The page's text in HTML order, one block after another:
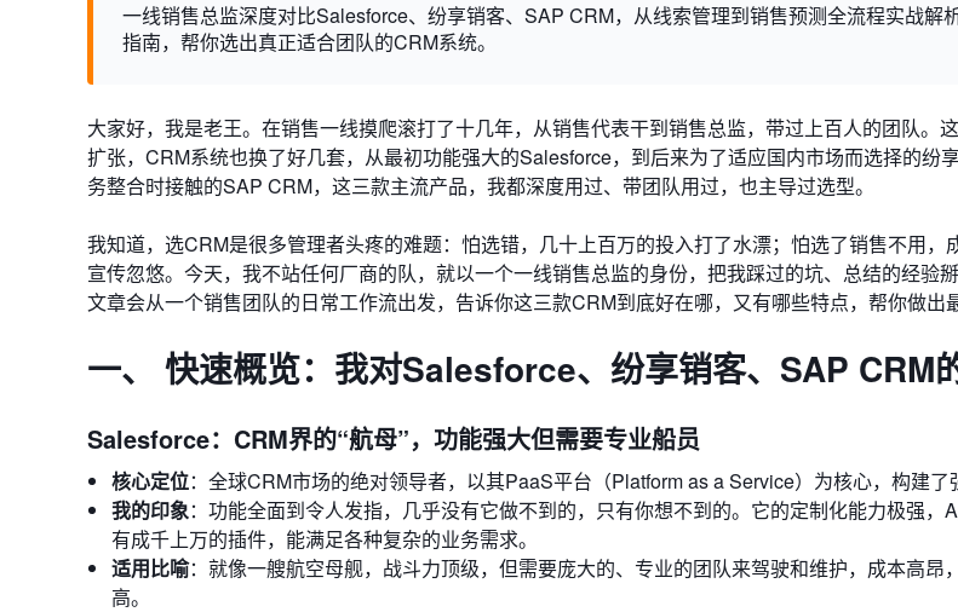
一线销售总监深度对比Salesforce、纷享销客、SAP CRM，从线索管理到销售预测全流程实战解
指南，帮你选出真正适合团队的CRM系统。
大家好，我是老王。在销售一线摸爬滚打了十几年，从销售代表干到销售总监，带过上百人的团队。
扩张，CRM系统也换了好几套，从最初功能强大的Salesforce，到后来为了适应国内市场而选择的纷
务整合时接触的SAP CRM，这三款主流产品，我都深度用过、带团队用过，也主导过选型。
我知道，选CRM是很多管理者头疼的难题：怕选错，几十上百万的投入打了水漂；怕选了销售不用，
宣传忽悠。今天，我不站任何厂商的队，就以一个一线销售总监的身份，把我踩过的坑、总结的经验
文章会从一个销售团队的日常工作流出发，告诉你这三款CRM到底好在哪，又有哪些特点，帮你做出
一、 快速概览：我对Salesforce、纷享销客、SAP CRM
Salesforce：CRM界的“航母”，功能强大但需要专业船员
核心定位：全球CRM市场的绝对领导者，以其PaaS平台（Platform as a Service）为核心，构建了
我的印象：功能全面到令人发指，几乎没有它做不到的，只有你想不到的。它的定制化能力极强，
有成千上万的插件，能满足各种复杂的业务需求。
适用比喻：就像一艘航空母舰，战斗力顶级，但需要庞大的、专业的团队来驾驶和维护，成本高昂
高。